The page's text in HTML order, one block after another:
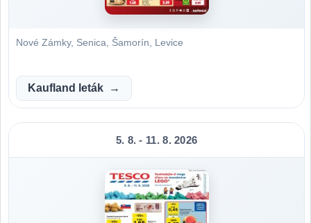
Nové Zámky, Senica, Šamorín, Levice
Kaufland leták
5. 8. - 11. 8. 2026